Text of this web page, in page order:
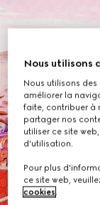
Nous utilisons
Nous utilisons
améliorer la
faite, contribuer à
partager nos
utiliser ce site
d'utilisation.
Pour plus
ce site web,
cookies.